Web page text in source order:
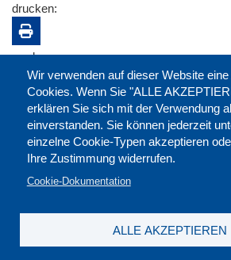
Wir verwenden auf dieser Website
Cookies. Wenn Sie "ALLE
erklären Sie sich mit der Verwendung
einverstanden. Sie können jederzeit
einzelne Cookie-Typen akzeptieren
Ihre Zustimmung widerrufen.
Cookie-Dokumentation
ALLE AKZEPTIEREN
drucken:
merken: